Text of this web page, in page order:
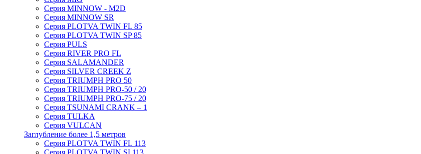
Серия MINNOW - M2D
Серия MINNOW SR
Серия PLOTVA TWIN FL 85
Серия PLOTVA TWIN SP 85
Серия PULS
Серия RIVER PRO FL
Серия SALAMANDER
Серия SILVER CREEK Z
Серия TRIUMPH PRO 50
Серия TRIUMPH PRO-50 / 20
Серия TRIUMPH PRO-75 / 20
Серия TSUNAMI CRANK – 1
Серия TULKA
Серия VULCAN
Заглубление более 1,5 метров
Серия PLOTVA TWIN FL 113
Серия PLOTVA TWIN SI 113